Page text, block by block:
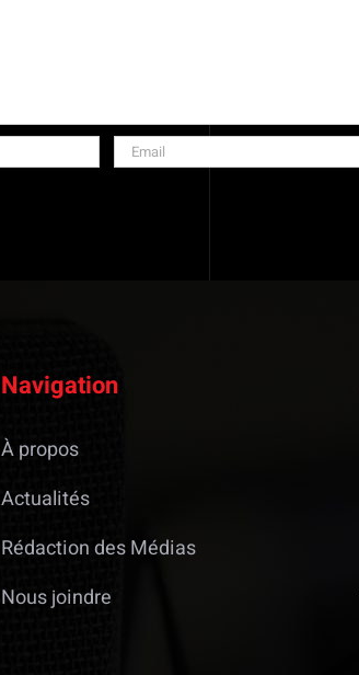
Navigation
À propos
Actualités
Rédaction des Médias
Nous joindre